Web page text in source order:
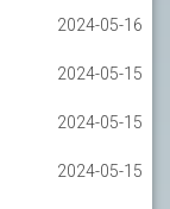
2024-05-16
2024-05-15
2024-05-15
2024-05-15